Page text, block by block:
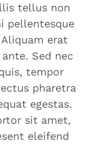
tellus non
pellentesque
erat
Sed nec
tempor
pharetra
egestas.
sit amet,
eleifend